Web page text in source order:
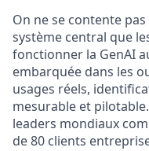
On ne se contente
système central que
fonctionner la GenAI
embarquée dans les
usages réels,
mesurable et
leaders mondiaux
de 80 clients